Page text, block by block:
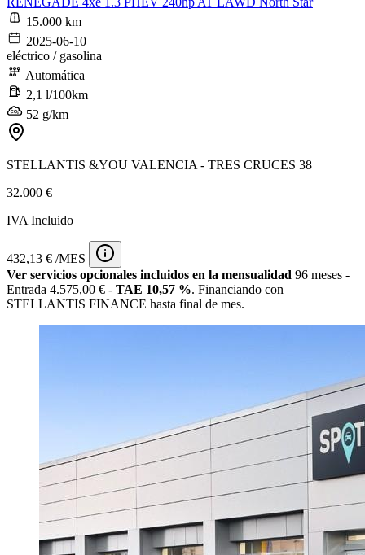
15.000 km
2025-06-10
eléctrico / gasolina
Automática
2,1 l/100km
52 g/km
STELLANTIS &YOU VALENCIA - TRES CRUCES 38
32.000 €
IVA Incluido
432,13 € /MES
Ver servicios opcionales incluidos en la mensualidad 96 meses -
Entrada 4.575,00 € - TAE 10,57 %. Financiando con
STELLANTIS FINANCE hasta final de mes.